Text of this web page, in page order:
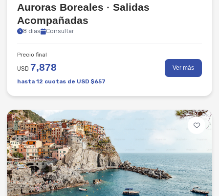
Auroras Boreales · Salidas
Acompañadas
8 días Consultar
Precio final
USD 7,878
hasta 12 cuotas de USD $657
Ver más